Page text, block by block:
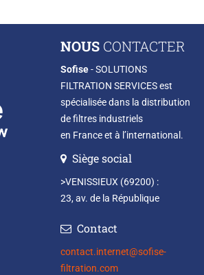
NOUS CONTACTER
Sofise- SOLUTIONS
FILTRATION SERVICES est
spécialisée dans la distribution
de filtres industriels
en France et à l’international.
Siège social
>VENISSIEUX (69200) :
23, av. de la République
Contact
contact.internet@sofise-
filtration.com